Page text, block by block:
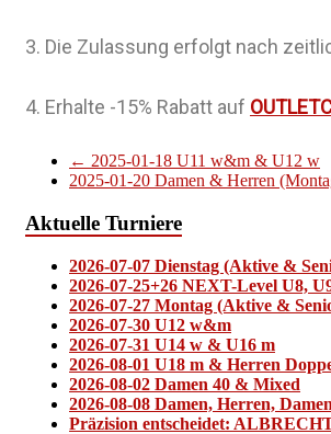
3. Die Zulassung erfolgt nach
4. Erhalte -15% Rabatt auf
← 2025-01-18 U11 w&m & U12 w
2025-01-20 Damen & Herren
Aktuelle Turniere
2026-07-07 Dienstag (Aktive &
2026-07-25+26 NEXT-Level U8,
2026-07-27 Montag (Aktive &
2026-07-30 U12 w&m
2026-07-31 U14 w & U16 m
2026-08-01 U18 m & Herren
2026-08-02 Damen 40 & Mixed
2026-08-08 Damen, Herren,
Präzision entscheidet: